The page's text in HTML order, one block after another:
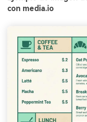
con media.io